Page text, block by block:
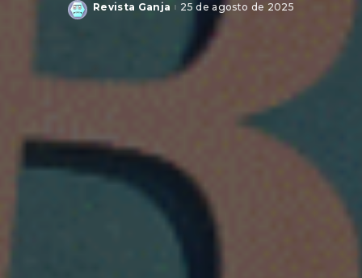
Posted
Revista Ganja 25 de agosto de 2025